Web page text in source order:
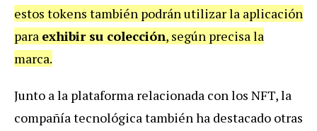
estos tokens también podrán utilizar la aplicación
para exhibir su colección, según precisa la
marca.
Junto a la plataforma relacionada con los NFT, la
compañía tecnológica también ha destacado otras